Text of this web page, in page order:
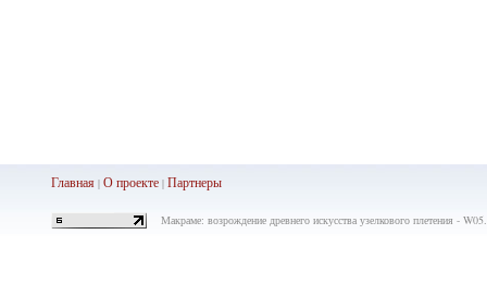
Главная| О проекте| Партнеры
Макраме: возрождение древнего искусства узелкового плетения -